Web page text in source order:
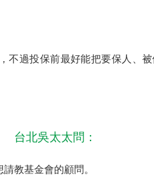
不過投保前最好能把要保人、
台北吳太太問：
教基金會的顧問。